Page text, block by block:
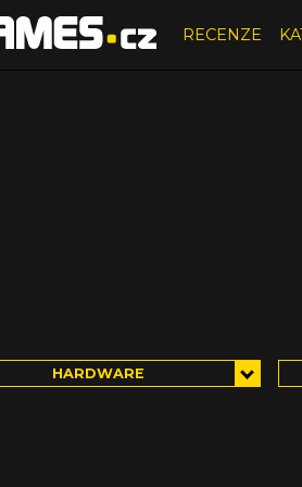
RECENZE
HARDWARE